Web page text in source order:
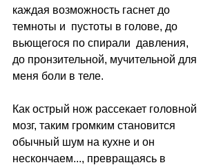
каждая возможность гаснет до
темноты и  пустоты в голове, до
вьющегося по спирали  давления,
до пронзительной, мучительной для
меня боли в теле.
Как острый нож рассекает головной
мозг, таким громким становится
обычный шум на кухне и он
нескончаем..., превращаясь в